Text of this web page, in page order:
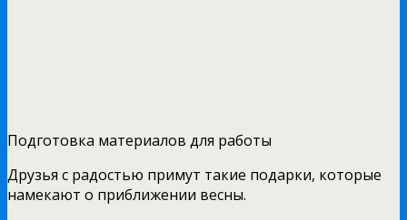
Подготовка материалов для работы
Друзья с радостью примут такие подарки, которые
намекают о приближении весны.